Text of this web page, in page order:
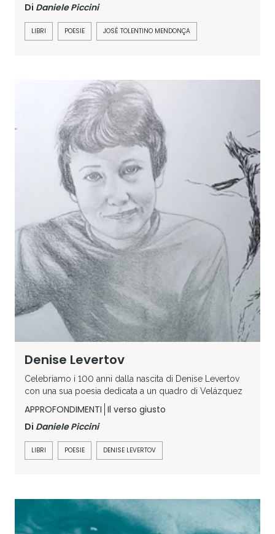
Di Daniele Piccini
LIBRI POESIE JOSÉ TOLENTINO MENDONÇA
Denise Levertov
Celebriamo i 100 anni dalla nascita di Denise Levertov
con una sua poesia dedicata a un quadro di Velázquez
APPROFONDIMENTI Il verso giusto
Di Daniele Piccini
LIBRI POESIE DENISE LEVERTOV